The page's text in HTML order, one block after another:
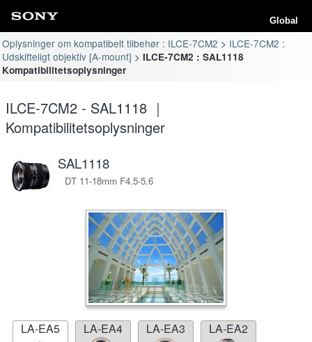
Global
Oplysninger om kompatibelt tilbehør : ILCE-7CM2
ILCE-7CM2 :
Udskifteligt objektiv [A-mount]
ILCE-7CM2 : SAL1118
Kompatibilitetsoplysninger
ILCE-7CM2 - SAL1118 ｜
Kompatibilitetsoplysninger
SAL1118
DT 11-18mm F4.5-5.6
LA-EA5 LA-EA4 LA-EA3 LA-EA2